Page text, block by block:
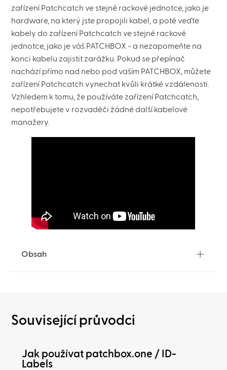
zařízení Patchcatch ve stejné rackové jednotce, jako je
hardware, na který jste propojili kabel, a poté veďte
kabely do zařízení Patchcatch ve stejné rackové
jednotce, jako je váš PATCHBOX - a nezapomeňte na
konci kabelu zajistit zarážku. Pokud se přepínač
nachází přímo nad nebo pod vaším PATCHBOX, můžete
zařízení Patchcatch vynechat kvůli krátké vzdálenosti.
Vzhledem k tomu, že používáte zařízení Patchcatch,
nepotřebujete v rozvaděči žádné další kabelové
manažery.
Obsah
Související průvodci
Jak používat patchbox.one / ID-
Labels